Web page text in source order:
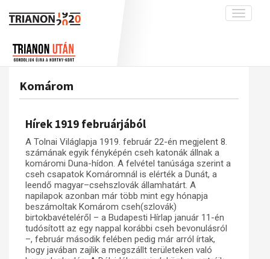
Toggle
A békerendszer megszilárdulása
Utókor és emlékezet
Galéria
Adatbázis
Emlékművek (feltöltés alatt)
Menekültek
Visszhang
Publikációk
Kapcsolat
Trianon-kommentár
Dokumentumok
Komárom
Hírek 1919 februárjából
A Tolnai Világlapja 1919. február 22-én megjelent 8.
számának egyik fényképén cseh katonák állnak a
komáromi Duna-hídon. A felvétel tanúsága szerint a
cseh csapatok Komáromnál is elérték a Dunát, a
leendő magyar–csehszlovák államhatárt. A
napilapok azonban már több mint egy hónapja
beszámoltak Komárom cseh(szlovák)
birtokbavételéről – a Budapesti Hírlap január 11-én
tudósított az egy nappal korábbi cseh bevonulásról
–, február második felében pedig már arról írtak,
hogy javában zajlik a megszállt területeken való